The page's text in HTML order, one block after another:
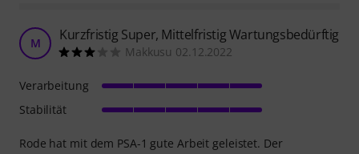
M Kurzfristig Super, Mittelfristig Wartungsbedürftig
Makkusu 02.12.2022
Rode hat mit dem PSA-1 gute Arbeit geleistet. Der
Verarbeitung
Stabilität